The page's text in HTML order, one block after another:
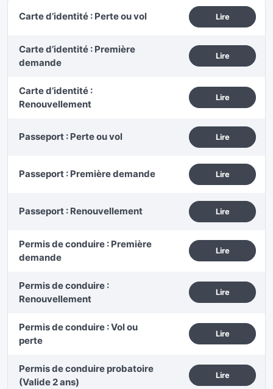
Carte d’identité : Perte ou vol Lire
Carte d’identité : Première
demande
Lire
Carte d’identité :
Renouvellement
Lire
Passeport : Perte ou vol Lire
Passeport : Première demande Lire
Passeport : Renouvellement Lire
Permis de conduire : Première
demande
Lire
Permis de conduire :
Renouvellement
Lire
Permis de conduire : Vol ou
perte
Lire
Permis de conduire probatoire
(Valide 2 ans)
Lire